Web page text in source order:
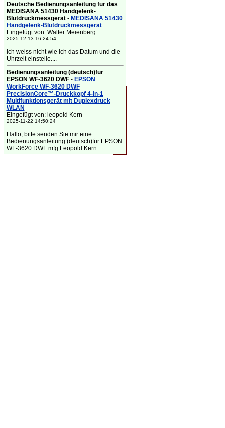
Deutsche Bedienungsanleitung für das
MEDISANA 51430 Handgelenk-
Blutdruckmessgerät- MEDISANA 51430
Handgelenk-Blutdruckmessgerät
Eingefügt von: Walter Meienberg
2025-12-13 16:24:54
Ich weiss nicht wie ich das Datum und die
Uhrzeit einstelle....
Bedienungsanleitung (deutsch)für
EPSON WF-3620 DWF- EPSON
WorkForce WF-3620 DWF
PrecisionCore™-Druckkopf 4-in-1
Multifunktionsgerät mit Duplexdruck
WLAN
Eingefügt von: leopold Kern
2025-11-22 14:50:24
Hallo, bitte senden Sie mir eine
Bedienungsanleitung (deutsch)für EPSON
WF-3620 DWF mfg Leopold Kern...